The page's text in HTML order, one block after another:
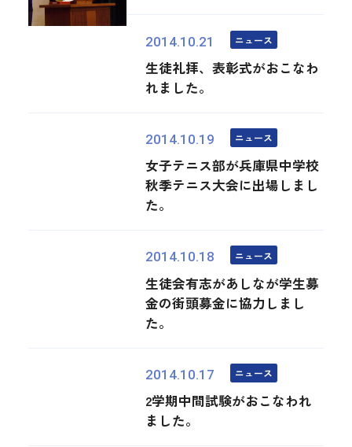
2014.10.21 ニュース
生徒礼拝、表彰式がおこなわ
れました。
2014.10.19 ニュース
女子テニス部が兵庫県中学校
秋季テニス大会に出場しまし
た。
2014.10.18 ニュース
生徒会有志があしなが学生募
金の街頭募金に協力しまし
た。
2014.10.17 ニュース
2学期中間試験がおこなわれ
ました。